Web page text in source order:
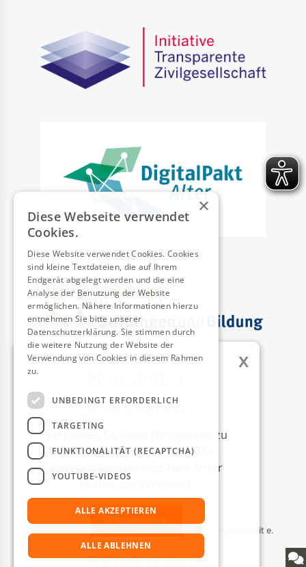
AUSZEICHNUNGEN
© Kompetenzzentrum Technik-Diversity-Chancengleichheit e.
abonnieren:
Verpassen Sie keine Neuigkeiten zu
unseren Aktivitäten mehr! Mit
unserem kompetenzz-Newsletter
bleiben Sie informiert.
Nicht mehr anzeigen
x
×
Diese Webseite verwendet
Cookies.
Diese Website verwendet Cookies. Cookies
sind kleine Textdateien, die auf Ihrem
Endgerät abgelegt werden und die eine
Analyse der Benutzung der Website
ermöglichen. Nähere Informationen hierzu
entnehmen Sie bitte unserer
Datenschutzerklärung. Sie stimmen durch
die weitere Nutzung der Website der
Verwendung von Cookies in diesem Rahmen
zu.
UNBEDINGT ERFORDERLICH
TARGETING
FUNKTIONALITÄT (RECAPTCHA)
YOUTUBE-VIDEOS
ALLE AKZEPTIEREN
ALLE ABLEHNEN